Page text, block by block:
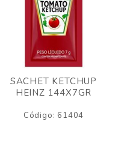
SACHET KETCHUP
HEINZ 144X7GR
Código: 61404